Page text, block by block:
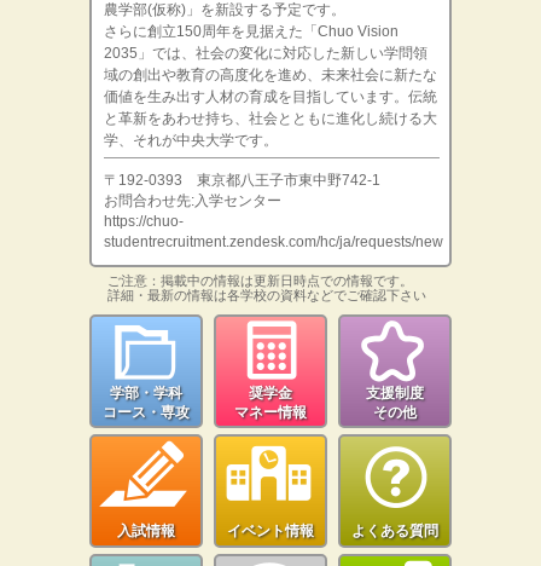
農学部(仮称)」を新設する予定です。
さらに創立150周年を見据えた「Chuo Vision
2035」では、社会の変化に対応した新しい学問領
域の創出や教育の高度化を進め、未来社会に新たな
価値を生み出す人材の育成を目指しています。伝統
と革新をあわせ持ち、社会とともに進化し続ける大
学、それが中央大学です。
〒192-0393 東京都八王子市東中野742-1
お問合わせ先:入学センター
https://chuo-
studentrecruitment.zendesk.com/hc/ja/requests/new
ご注意：掲載中の情報は更新日時点での情報です。
詳細・最新の情報は各学校の資料などでご確認下さい
学部・学科
コース・専攻
奨学金
マネー情報
支援制度
その他
入試情報 イベント情報 よくある質問